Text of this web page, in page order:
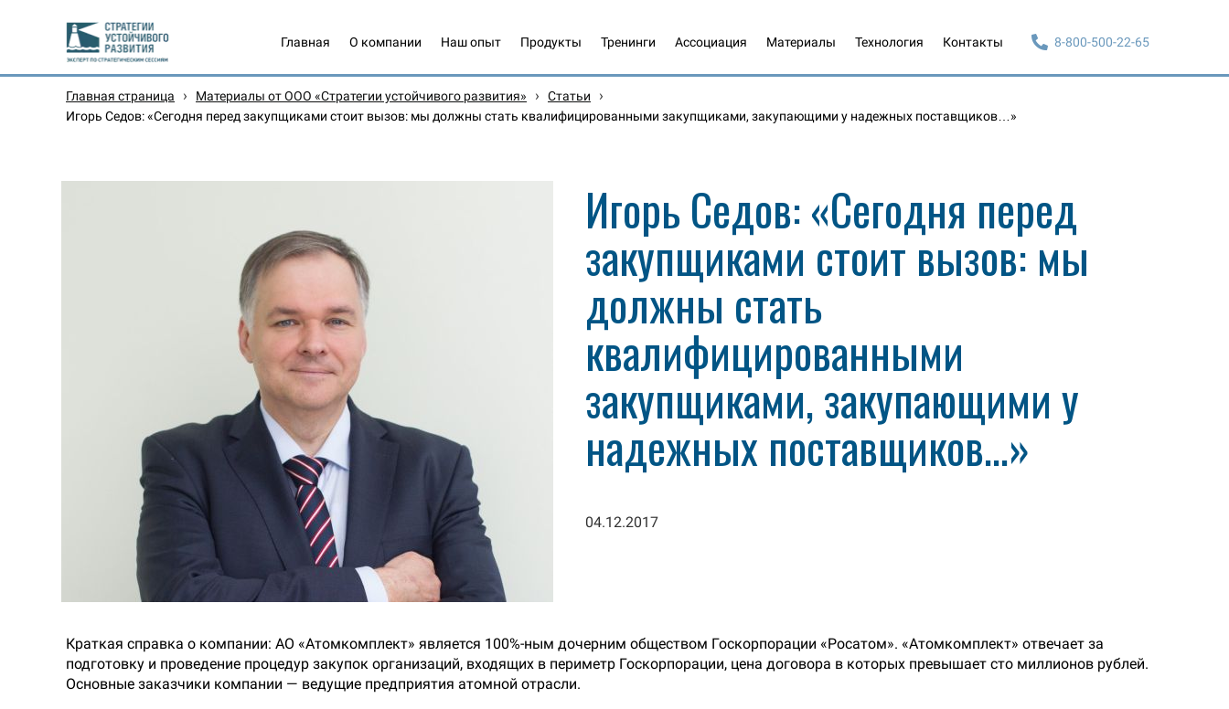
Главная О компании Наш опыт Продукты Тренинги Ассоциация Материалы Технология Контакты 8-800-500-22-65
Главная страница › Материалы от ООО «Стратегии устойчивого развития» › Статьи ›
Игорь Седов: «Сегодня перед закупщиками стоит вызов: мы должны стать квалифицированными закупщиками, закупающими у надежных поставщиков…»
Игорь Седов: «Сегодня перед
закупщиками стоит вызов: мы
должны стать
квалифицированными
закупщиками, закупающими у
надежных поставщиков…»
04.12.2017
Краткая справка о компании: АО «Атомкомплект» является 100%-ным дочерним обществом Госкорпорации «Росатом». «Атомкомплект» отвечает за
подготовку и проведение процедур закупок организаций, входящих в периметр Госкорпорации, цена договора в которых превышает сто миллионов рублей.
Основные заказчики компании — ведущие предприятия атомной отрасли.